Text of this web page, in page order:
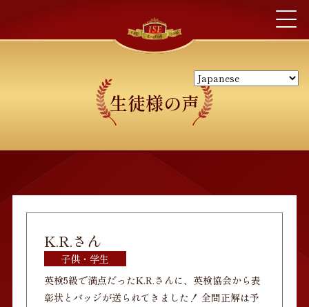
生徒様の声
K.R.さん
子供・学生
英検5級で満点だったK.R.さんに、英検協会から表
彰状とバッジが送られてきました！ 全問正解は予